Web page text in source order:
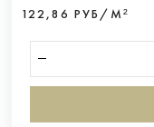
122,86 РУБ/М²